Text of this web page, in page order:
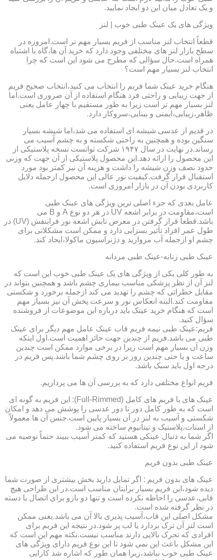
و یک تعادل میان این دو ایجاد نمایید.
ویژگی های یک عینک طبی خوب | لنز
قطعاً انتخاب لنز مناسب از فریم بسیار مهم تر است.امروزه در
سطح بازار لنز های مختلفی وجود دارد که خرید آن ها،گاه با اشتباه
همراه است.حال سؤالی که مطرح می شود این است که چرا
انتخاب لنز بسیار مهم است؟
هنگام خرید عینک شما فریم را انتخاب می کنید،انتخاب صحیح فریم
از جهت زیبایی و راحتی فرد هنگام استفاده از آن ضروری است.اما
لنز بسیار مهم تر است زیرا به طور مستقیم با چهار عامل یعنی
ظاهر،زیبایی،ایمنی و بینایی،سروکار دارد.
در قدیم از عدسی شیشه ای استفاده می شد،اما شیشه بسیار
سنگین بوده و همچنین به راحتی شکسته و به چشم آسیب می
رساند.در نهایت در سال ۱۹۴۷ شرکت توانست نسخه پلاستیکی از
این محصول را ارائه دهد.این محصول پلاستیکی از آن جهت که وزنی
حدود نصف وزن شیشه را داشت و هزینه آن نیز کمتر بود مورد
استقبال قرار گرفت.کیفیت نور عالی این محصول ازجمله دلایل
کاربردی بودن آن در بازار امروزی است.
عامل بعدی که جزء اصلی ترین ویژگی های عینک طبی
است،مقاومت در برابر اشعه UV در هر دو نوع A و B می
باشد.قطعاً قرار گرفتن در معرض تابش اشعه نور فرابنفش (UV) در
طول عمر افراد تأثیر بسزایی دارد و ممکن است مشکلاتی برای
چشم او ازجمله آب مروارید و دژنراسیون ماکولا،ایجاد کند.
عینک طبی زنانه-عینک طبی مردانه
به طور کلی یکی از ویژگی های یک عینک طبی خوب این است که
لنز آن از نظر پزشکی مناسب بیماری چشم باشد و همچنین بتواند در
مقابل خطراتی که چشم را تهدید می کند ازجمله برخورد و شکستی
مقاومت کند.البته انعکاس نور و سرعت پخش آن نیز بسیار مهم
است که هنگام خرید عینک باید درباره این موضوعات از فروشنده
سؤال کنید.
فریم:عینک طبی نیمه فریم قاب عینک عامل مهم دیگر برای عینک
طبی می باشد.فریم از چندین جهت حائز اهمیت است.اول اینکه
وزن آن بسیار مهم است زیرا در برخی موارد ممکن است چندین
ساعت و یا حتی چندین روز بر روی چشم شما باشد.پس فریم در
درجه اول باید سبک باشد.
فریم انواع مختلفی دارد که به بررسی آن ها می پردازیم.
عینک های با فریم های کامل (Full-Rimmed): این فریم به گونه ای
است که به طور کامل دور تا دور عدسی را پوشش می دهد و امکان
شکستی و آسیب به لنز در آن بسیار پایین است.جنس آن ها معمولاً
از استات،پلاستیک و تیتانیوم ساخته می شود.
اگر شما به دنبال عینکی هستید که کمتر آسیب ببیند حتماً توصیه می
شود از این نوع فریم استفاده کنید.
عینک طبی بدون فریم
عینک های بدون فریم : اگر تمایل دارید بخش بیشتری از صورت شما
دیده شود،این فریم بسیار برایتان مناسب است.در این طراحی هیچ
قابی،عدسی را احاطه نکرده است و تنها دو بازو برای اتصال با دسته
در نظر گرفته شده است.
مشکل اصلی این قاب،آسیب پذیری بالا آن می باشد.یعنی ممکن
است لنز آن ترک بردارد یا لب پر شود.در نتیجه این فریم برای
افرادی که تحرک بالایی دارند مناسب نیست.نکته مهم این است که
این مشکل باعث این نمی شود تا این نوع فریم دارای ویژگی های
عینک طبی خوب نباشد،زیرا همان طور که اشاره شد کارایی